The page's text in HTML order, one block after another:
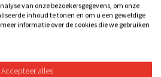
van onze bezoekersgegevens, om onze
inhoud te tonen en om u een geweldige
informatie over de cookies die we gebruiken
Accepteer alles